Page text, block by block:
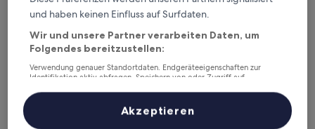
wahrgenommene Übernachtung
Mehr sparen mit Preisen für Mitglieder
Überprüfe die Preise für diese Daten
und haben keinen Einfluss auf Surfdaten.
Wir und unsere Partner verarbeiten Daten, um
Folgendes bereitzustellen:
Verwendung genauer Standortdaten. Endgeräteeigenschaften zur
Identifikation aktiv abfragen. Speichern von oder Zugriff auf
Inhalte, Messung von Werbeleistung und der Performance von Inhalten,
Zielgruppenforschung sowie Entwicklung und Verbesserung von
Akzeptieren